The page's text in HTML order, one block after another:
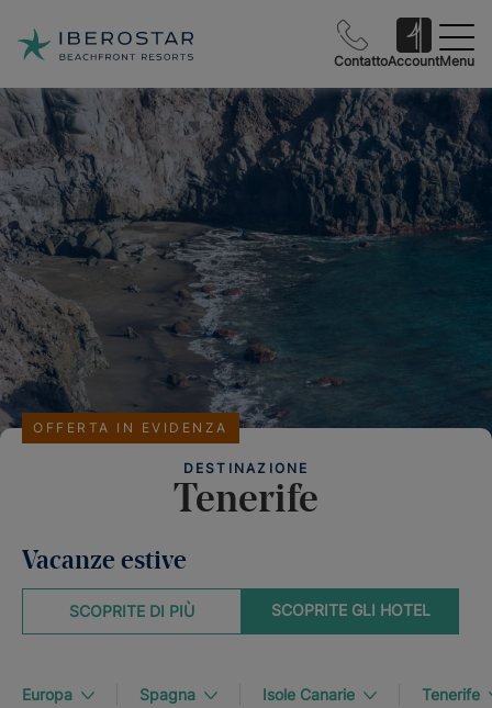
ContattoAccountMenu
DESTINAZIONE
Tenerife
OFFERTA IN EVIDENZA
Vacanze estive
SCOPRITE GLI HOTEL
SCOPRITE DI PIÙ
Europa Spagna Isole Canarie Tenerife